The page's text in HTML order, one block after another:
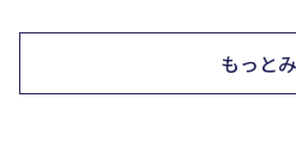
もっと